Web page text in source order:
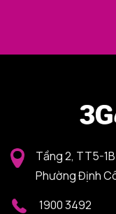
Tầng 2, TT5-
Phường Định
1900 3492